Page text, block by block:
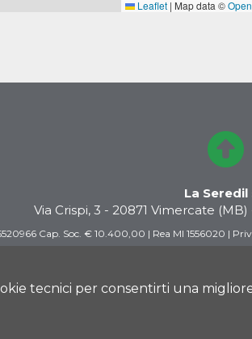
tecnici per consentirti una
La Seredil
Via Crispi, 3 - 20871 Vimercate (MB)
Cap. Soc. € 10.400,00 | Rea MI 1556020 |